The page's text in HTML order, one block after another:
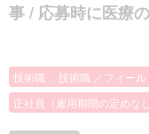
事 / 応募時に医療
技術職 、技術職 ／フィー
正社員（雇用期間の定めなし